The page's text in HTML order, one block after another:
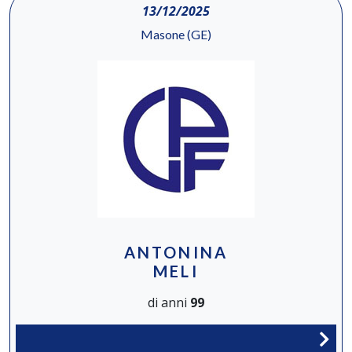
13/12/2025
Masone (GE)
ANTONINA
MELI
di anni 99